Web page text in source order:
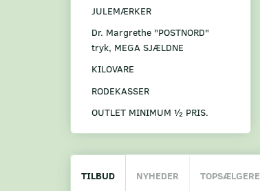
JULEMÆRKER
Dr. Margrethe "POSTNORD"
tryk, MEGA SJÆLDNE
KILOVARE
RODEKASSER
OUTLET MINIMUM ½ PRIS.
TILBUD NYHEDER TOPSÆLGERE